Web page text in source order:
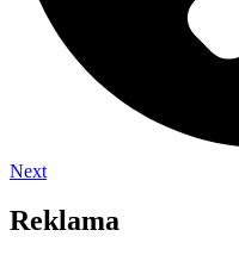
Next
Reklama